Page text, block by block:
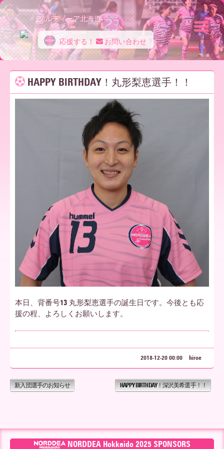
ノ
ル
ー
ア
北
海
道
ノルディーア北海道
応援する！ お問い合わせ
HAPPY BIRTHDAY！丸形梨恵選手！！
本日、背番号13 丸形梨恵選手の誕生日です。今後とも応
援の程、よろしくお願いします。
2018-12-20 00:00 hiroe
新入団選手のお知らせ HAPPY BIRTHDAY！深沢美希選手！！
NORDDEA Hokkaido 2025 SPONSORS